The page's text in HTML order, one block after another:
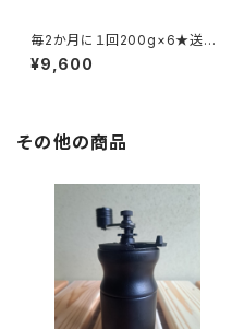
毎2か月に１回200g×6★送料
無料（全6回）
¥9,600
その他の商品